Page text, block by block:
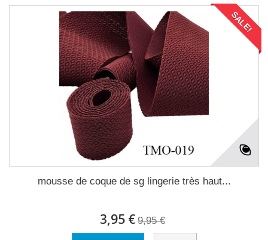
SALE!
mousse de coque de sg lingerie très haut...
3,95 € 9,95 €